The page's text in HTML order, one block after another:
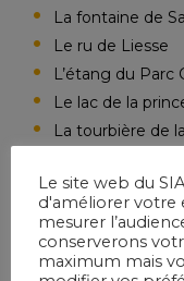
La fontaine de
Le ru de Liesse
L’étang du Parc
Le lac de la
La tourbière de
Le site web du
d'améliorer votre
mesurer
conserverons
maximum mais